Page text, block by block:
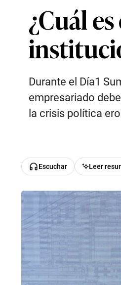
¿Cuál
Durante el Día1
empresariado
la crisis política
Escuchar Leer